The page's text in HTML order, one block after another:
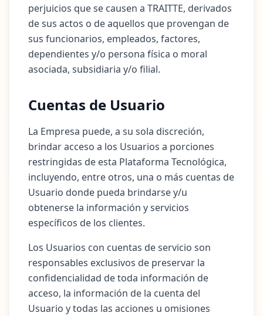
perjuicios que se causen a TRAITTE, derivados
de sus actos o de aquellos que provengan de
sus funcionarios, empleados, factores,
dependientes y/o persona física o moral
asociada, subsidiaria y/o filial.
Cuentas de Usuario
La Empresa puede, a su sola discreción,
brindar acceso a los Usuarios a porciones
restringidas de esta Plataforma Tecnológica,
incluyendo, entre otros, una o más cuentas de
Usuario donde pueda brindarse y/u
obtenerse la información y servicios
específicos de los clientes.
Los Usuarios con cuentas de servicio son
responsables exclusivos de preservar la
confidencialidad de toda información de
acceso, la información de la cuenta del
Usuario y todas las acciones u omisiones